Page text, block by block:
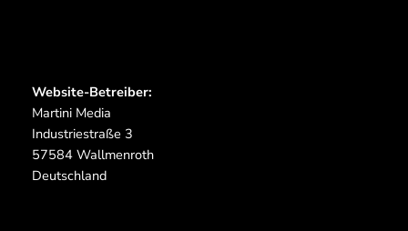
Website-Betreiber:
Martini Media
Industriestraße 3
57584 Wallmenroth
Deutschland